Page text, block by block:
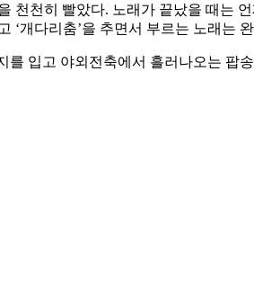
천천히 빨았다. 노래가 끝났을 때는
‘개다리춤’을 추면서 부르는 노래는
입고 야외전축에서 흘러나오는 팝